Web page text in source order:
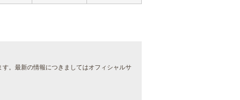
。最新の情報につきましてはオフィシャルサ